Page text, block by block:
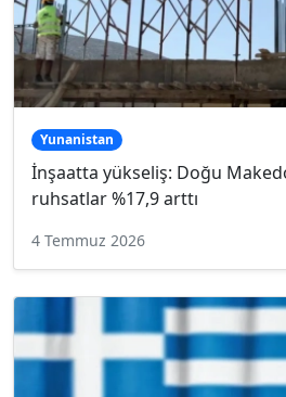
Yunanistan
İnşaatta yükseliş: Doğu
ruhsatlar %17,9 arttı
4 Temmuz 2026